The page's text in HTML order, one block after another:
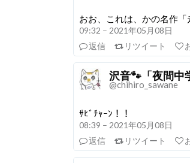
おお、これは、かの名作
09:32 – 2021年05月08日
返信
リツイート
沢音🐾「夜間中
@chihiro_sawane
ｻﾋﾞﾁｬｰﾝ！！
08:39 – 2021年05月08日
返信
リツイート